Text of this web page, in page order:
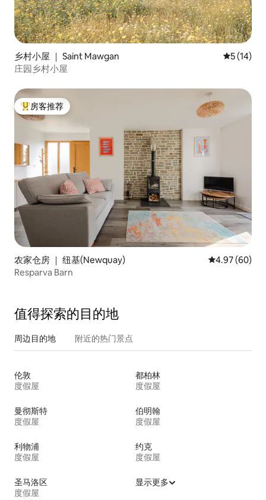
乡村小屋 ｜ Saint Mawgan 平均评分
5 (14)
庄园乡村小屋
热门「房客推荐」
房客推荐
农家仓房 ｜ 纽基(Newquay) 平均评分 4.97
4.97 (60)
Resparva Barn
值得探索的目的地
周边目的地 附近的热门景点
伦敦
度假屋
都柏林
度假屋
曼彻斯特
度假屋
伯明翰
度假屋
利物浦
度假屋
约克
度假屋
圣马洛区
度假屋
显示更多